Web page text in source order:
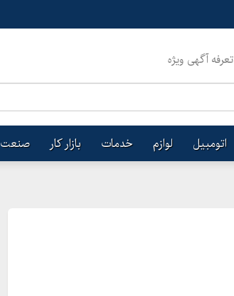
تعرفه آگهی ویژه
اتومبیل لوازم خدمات بازار کار صنعت